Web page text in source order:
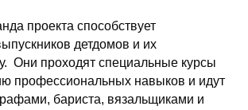
проекта способствует
детдомов и их
Они проходят специальные курсы
профессиональных навыков и идут
бариста, вязальщиками и